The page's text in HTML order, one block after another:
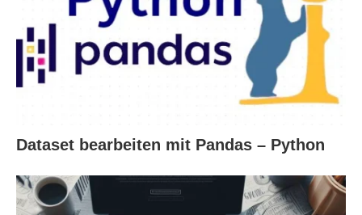
Dataset bearbeiten mit Pandas – Python